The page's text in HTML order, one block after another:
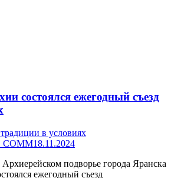
состоялся ежегодный съезд
в условиях
СОММ18.11.2024
подворье города Яранска
ежегодный съезд